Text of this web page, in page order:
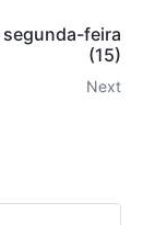
feira
(15)
Next